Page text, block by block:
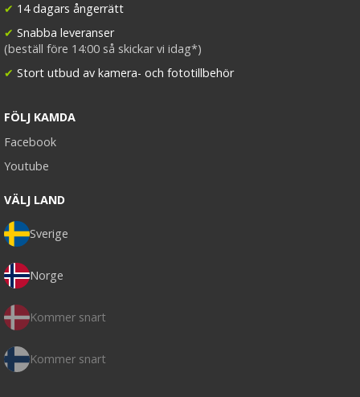
✔ 14 dagars ångerrätt
✔ Snabba leveranser
(beställ före 14:00 så skickar vi idag*)
✔ Stort utbud av kamera- och fototillbehör
FÖLJ KAMDA
Facebook
Youtube
VÄLJ LAND
Sverige
Norge
Kommer snart
Kommer snart